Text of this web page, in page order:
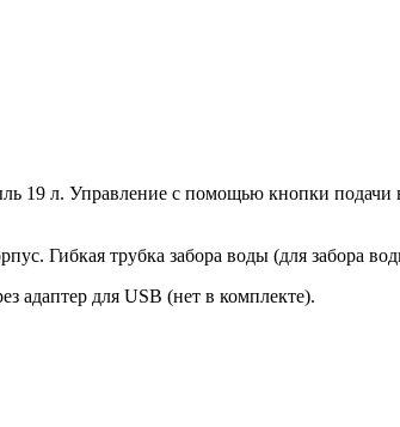
19 л. Управление с помощью кнопки
Гибкая трубка забора воды (для забора
адаптер для USB (нет в комплекте).